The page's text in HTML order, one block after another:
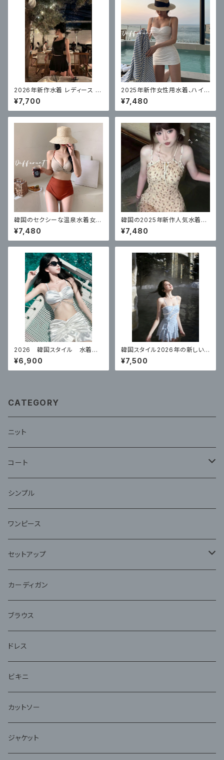
2026年新作水着 レディース ス
プリットハイレベルスカートスタ
イル
¥7,700
2025年新作女性用水着、ハイ
エンドスプリットスカート、トライ
アングルソリッドカラー、腹部カ
バー、セクシー
¥7,480
韓国のセクシーな温泉水着女性
のための 新しいスプリットハイ
ウエストビキニ
¥7,480
韓国の2025年新作人気水着レ
ディースワンピーススカートスタ
イル
¥7,480
2026 韓国スタイル 水着レ
ディースビキニ水着 セクシー
¥6,900
韓国スタイル2026年の新しい
女性用水着、ハイエンドワンピ
ース温泉コンサバスカートスタイ
ルサスペンダー
¥7,500
CATEGORY
ニット
コート
ファー
シンプル
ワンピース
セットアップ
ジャケット
アンサンブル
カーディガン
ブラウス
ドレス
ビキニ
カットソー
ジャケット